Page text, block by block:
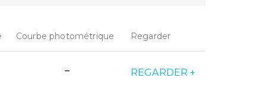
Courbe photométrique Regarder
– REGARDER +